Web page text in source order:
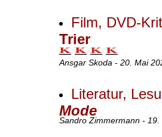
Film, DVD-
Trier
Ansgar Skoda - 20. Mai
Literatur,
Mode
Sandro Zimmermann -